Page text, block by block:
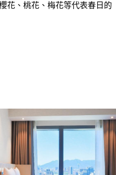
花、桃花、梅花等代表春日的